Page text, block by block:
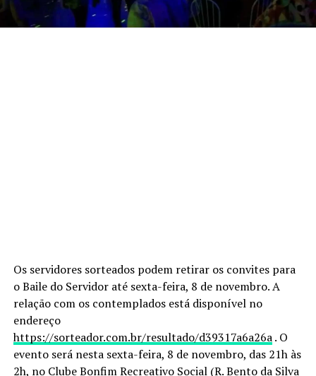
Os servidores sorteados podem retirar os convites para
o Baile do Servidor até sexta-feira, 8 de novembro. A
relação com os contemplados está disponível no
endereço
https://sorteador.com.br/resultado/d39317a6a26a. O
evento será nesta sexta-feira, 8 de novembro, das 21h às
2h, no Clube Bonfim Recreativo Social (R. Bento da Silva